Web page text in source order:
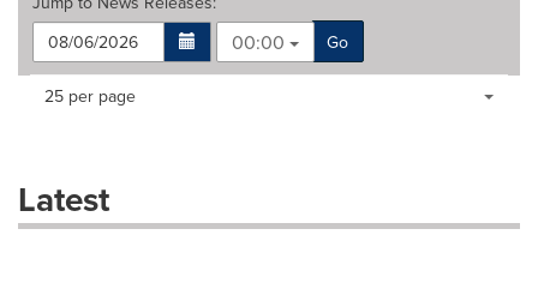
00:00
Go
Making
dropdown
will
Items per page:
25 per page
Latest